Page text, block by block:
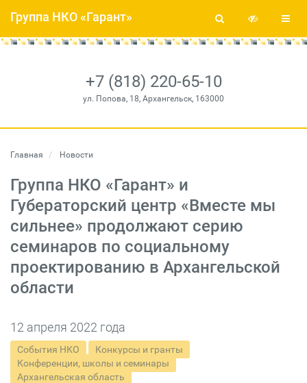
+7 (818) 220-65-10
ул. Попова, 18, Архангельск, 163000
Группа НКО «Гарант»
Главная Новости
Группа НКО «Гарант» и
Губераторский центр «Вместе мы
сильнее» продолжают серию
семинаров по социальному
проектированию в Архангельской
области
12 апреля 2022 года
События НКО
Конкурсы и гранты
Конференции, школы и семинары
Архангельская область